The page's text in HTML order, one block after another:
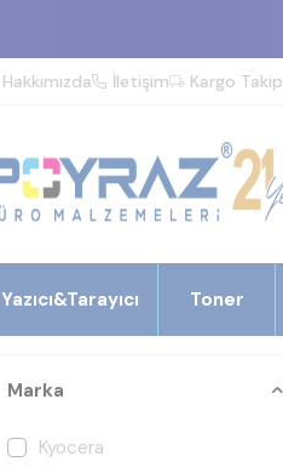
Hakkımızda İletişim Kargo Takip
Yazıcı&Tarayıcı Toner
Marka
Kyocera